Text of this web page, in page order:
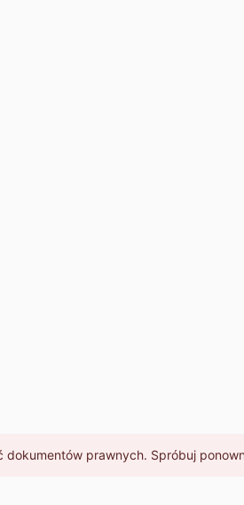
dokumentów prawnych. Spróbuj